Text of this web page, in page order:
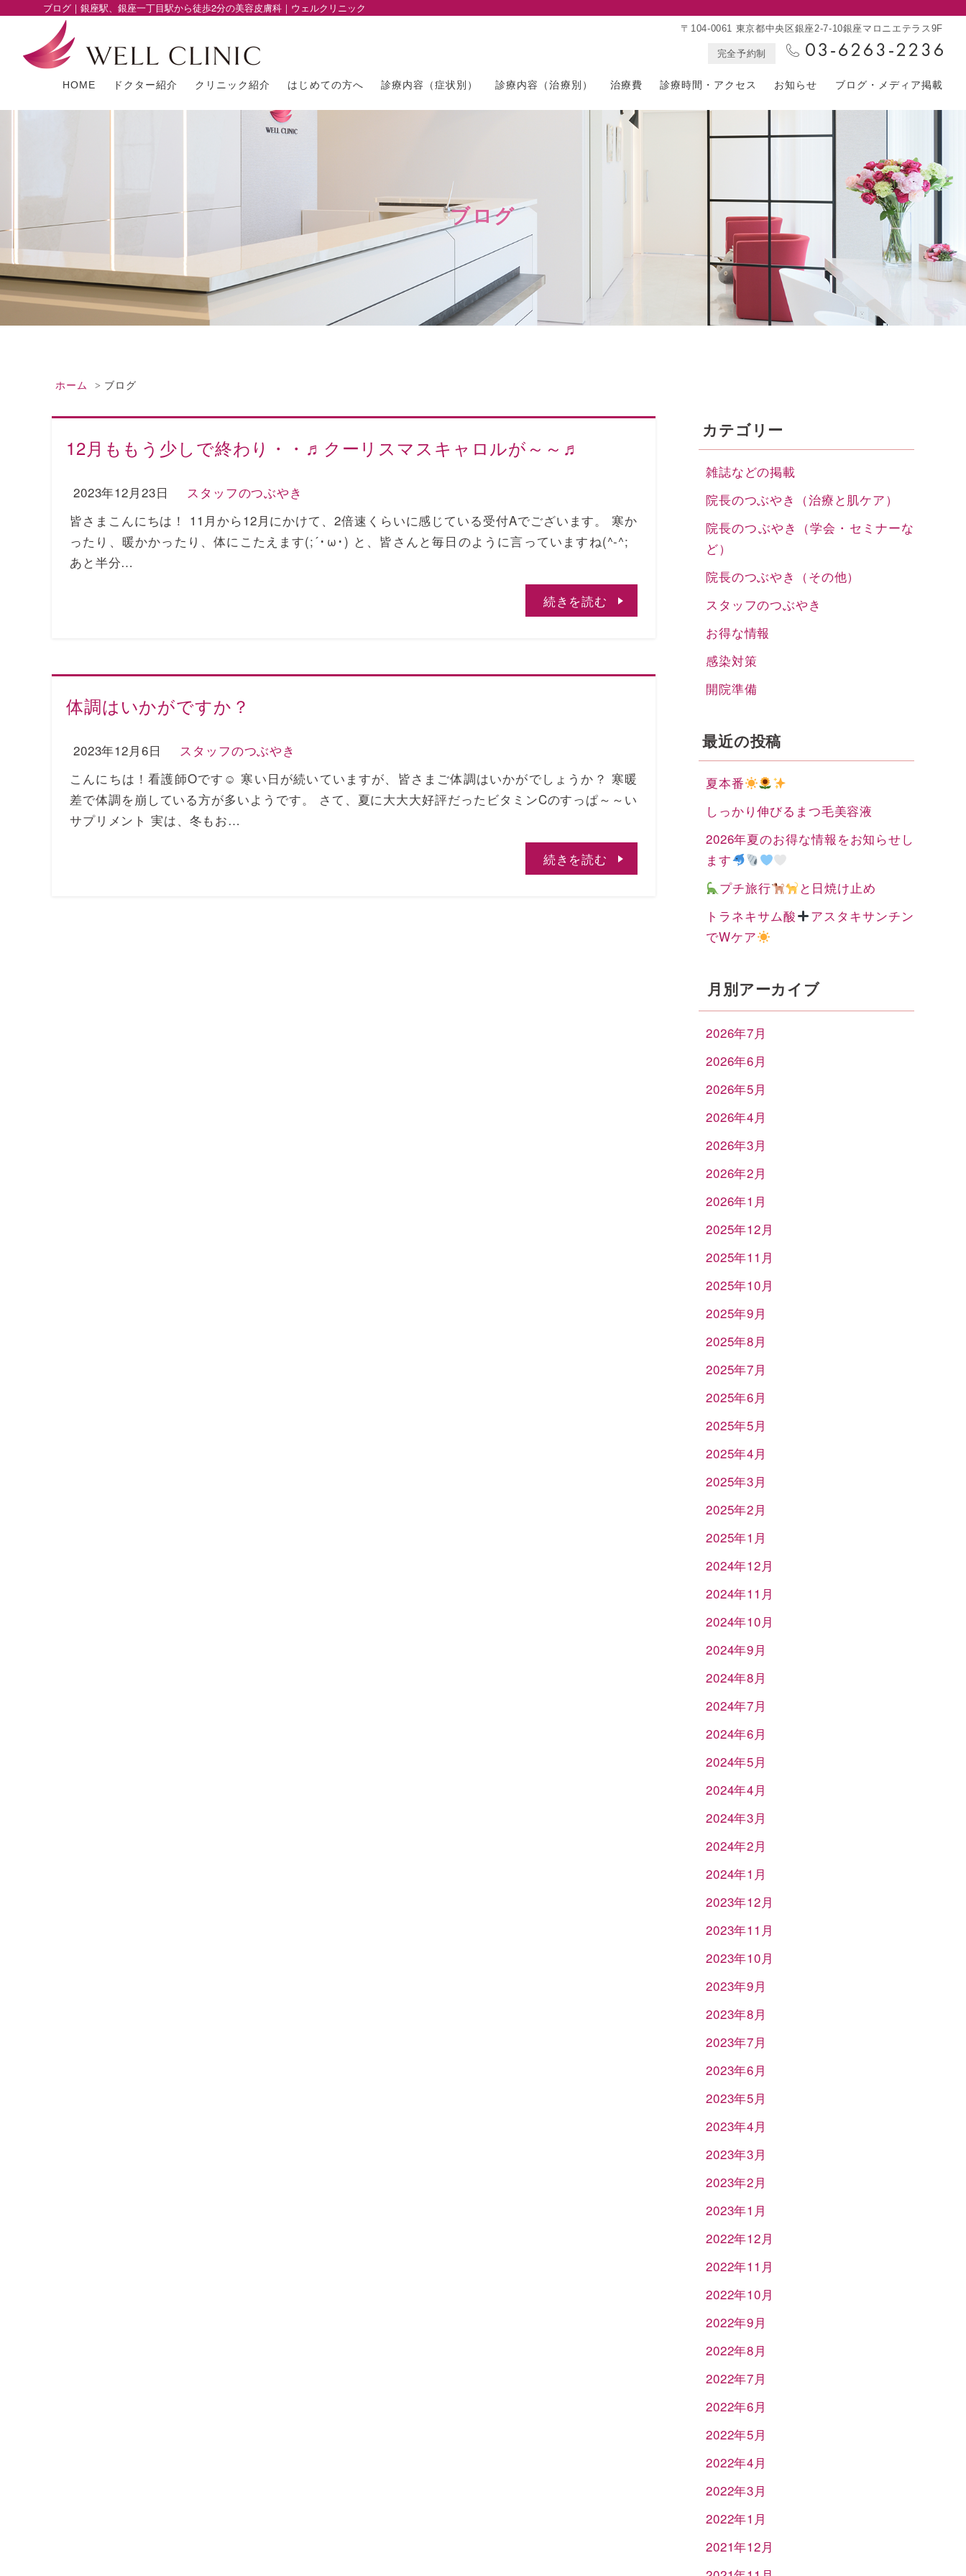
〒104-0061 東京都中央区銀座2-7-10銀座マロニエテラス9F
完全予約制
HOME ドクター紹介 クリニック紹介 はじめての方へ 診療内容（症状別） 診療内容（治療別） 治療費 診療時間・アクセス お知らせ ブログ・メディア掲載
ブログ
ブログ｜銀座駅、銀座一丁目駅から徒歩2分の美容皮膚科｜ウェルクリニック
ホーム ブログ
12月ももう少しで終わり・・♬クーリスマスキャロルが～～♬
2023年12月23日
スタッフのつぶやき
皆さまこんにちは！ 11月から12月にかけて、2倍速くらいに感じている受付Aでございます。 寒か
ったり、暖かかったり、体にこたえます(;´･ω･) と、皆さんと毎日のように言っていますね(^-^;
あと半分…
続きを読む
体調はいかがですか？
2023年12月6日
スタッフのつぶやき
こんにちは！看護師Oです☺ 寒い日が続いていますが、皆さまご体調はいかがでしょうか？ 寒暖
差で体調を崩している方が多いようです。 さて、夏に大大大好評だったビタミンCのすっぱ～～い
サプリメント 実は、冬もお…
続きを読む
カテゴリー
雑誌などの掲載
院長のつぶやき（治療と肌ケア）
院長のつぶやき（学会・セミナーな
ど）
院長のつぶやき（その他）
スタッフのつぶやき
お得な情報
感染対策
開院準備
最近の投稿
夏本番
しっかり伸びるまつ毛美容液
2026年夏のお得な情報をお知らせし
ます
プチ旅行
と日焼け止め
トラネキサム酸
アスタキサンチン
でWケア
月別アーカイブ
2026年7月
2026年6月
2026年5月
2026年4月
2026年3月
2026年2月
2026年1月
2025年12月
2025年11月
2025年10月
2025年9月
2025年8月
2025年7月
2025年6月
2025年5月
2025年4月
2025年3月
2025年2月
2025年1月
2024年12月
2024年11月
2024年10月
2024年9月
2024年8月
2024年7月
2024年6月
2024年5月
2024年4月
2024年3月
2024年2月
2024年1月
2023年12月
2023年11月
2023年10月
2023年9月
2023年8月
2023年7月
2023年6月
2023年5月
2023年4月
2023年3月
2023年2月
2023年1月
2022年12月
2022年11月
2022年10月
2022年9月
2022年8月
2022年7月
2022年6月
2022年5月
2022年4月
2022年3月
2022年1月
2021年12月